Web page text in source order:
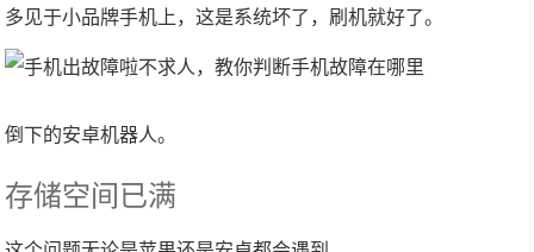
多见于小品牌手机上，这是系统坏了，刷机就好了。
倒下的安卓机器人。
存储空间已满